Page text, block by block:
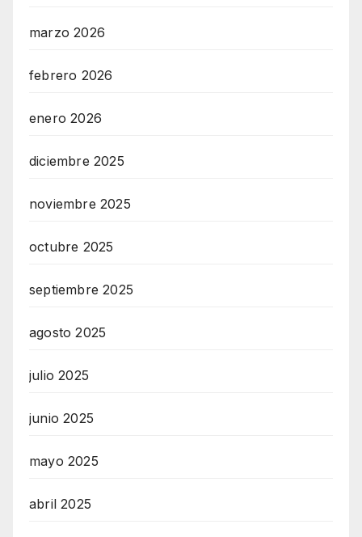
marzo 2026
febrero 2026
enero 2026
diciembre 2025
noviembre 2025
octubre 2025
septiembre 2025
agosto 2025
julio 2025
junio 2025
mayo 2025
abril 2025